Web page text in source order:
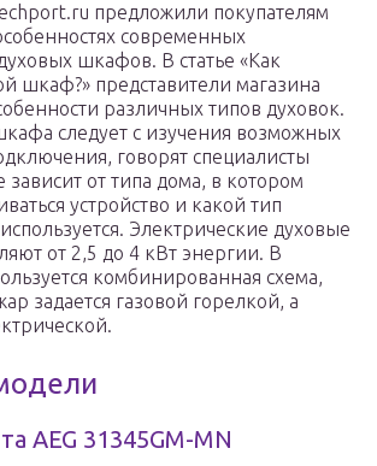
предложили покупателям
современных
шкафов. В статье «Как
шкаф?» представители магазина
различных типов духовок.
следует с изучения возможных
говорят специалисты
зависит от типа дома, в котором
устройство и какой тип
Электрические духовые
от 2,5 до 4 кВт энергии. В
комбинированная схема,
задается газовой горелкой, а
AEG 31345GM-MN